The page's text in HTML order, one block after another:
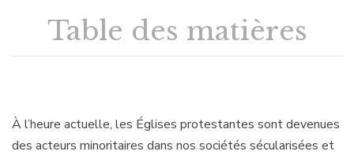
Table des matières
À l’heure actuelle, les Églises protestantes sont devenues
des acteurs minoritaires dans nos sociétés sécularisées et